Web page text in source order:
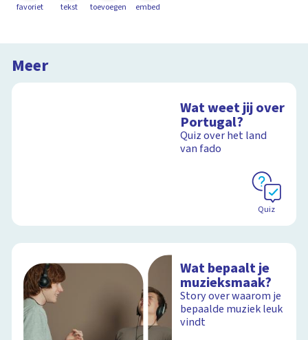
favoriet tekst toevoegen embed
Meer
Wat weet jij over
Portugal?
Quiz over het land
van fado
Quiz
Wat bepaalt je
muzieksmaak?
Story over waarom je
bepaalde muziek leuk
vindt